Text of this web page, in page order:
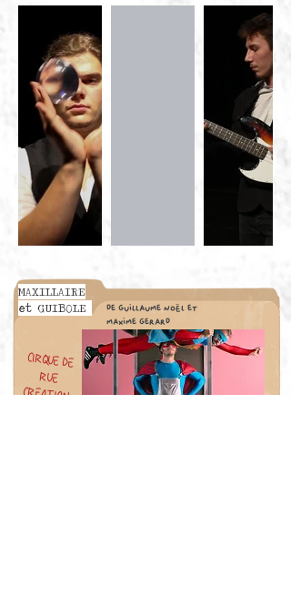
MAXILLAIRE
et GUIBOLE
de guillaume noël et
maxime gerard
cirque de
rue
création